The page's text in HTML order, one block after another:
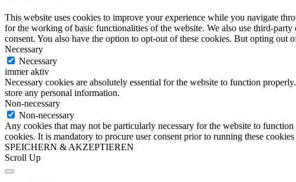
This website uses cookies to improve your experience while you navigate
for the working of basic functionalities of the website. We also use third-
consent. You also have the option to opt-out of these cookies. But opting out
Necessary
Necessary
immer aktiv
Necessary cookies are absolutely essential for the website to function
store any personal information.
Non-necessary
Non-necessary
Any cookies that may not be particularly necessary for the website to
cookies. It is mandatory to procure user consent prior to running these
SPEICHERN & AKZEPTIEREN
Scroll Up